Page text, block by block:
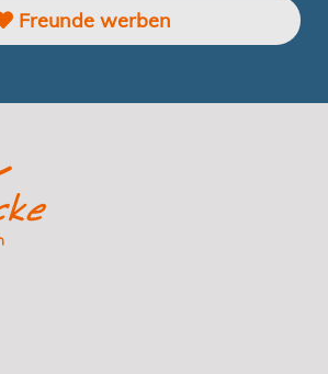
Freunde werben